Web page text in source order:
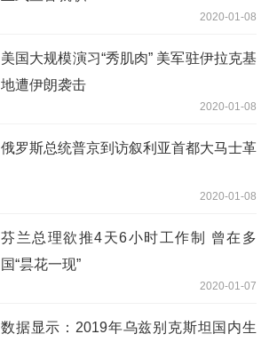
2020-01-08
美国大规模演习“秀肌肉” 美军驻伊拉克基
地遭伊朗袭击
2020-01-08
俄罗斯总统普京到访叙利亚首都大马士革
2020-01-08
芬兰总理欲推4天6小时工作制 曾在多
国“昙花一现”
2020-01-07
数据显示：2019年乌兹别克斯坦国内生